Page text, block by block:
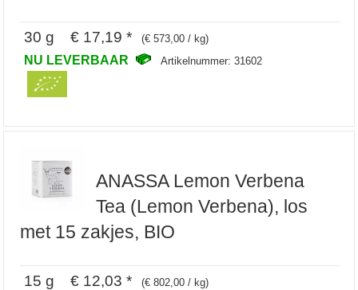
30 g € 17,19 * (€ 573,00 / kg)
NU LEVERBAAR Artikelnummer: 31602
ANASSA Lemon Verbena
Tea (Lemon Verbena), los
met 15 zakjes, BIO
15 g € 12,03 * (€ 802,00 / kg)